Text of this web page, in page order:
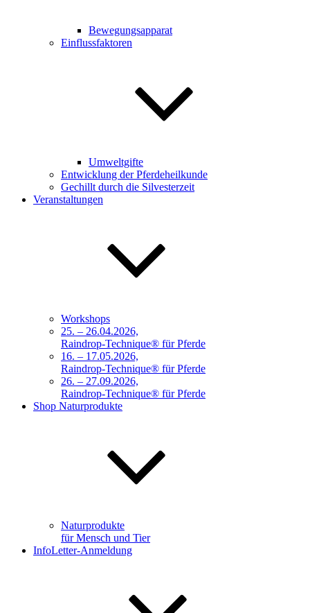
Bewegungsapparat
Einflussfaktoren
Umweltgifte
Entwicklung der Pferdeheilkunde
Gechillt durch die Silvesterzeit
Veranstaltungen
Workshops
25. – 26.04.2026,
Raindrop-Technique® für Pferde
16. – 17.05.2026,
Raindrop-Technique® für Pferde
26. – 27.09.2026,
Raindrop-Technique® für Pferde
Shop Naturprodukte
Naturprodukte
für Mensch und Tier
InfoLetter-Anmeldung